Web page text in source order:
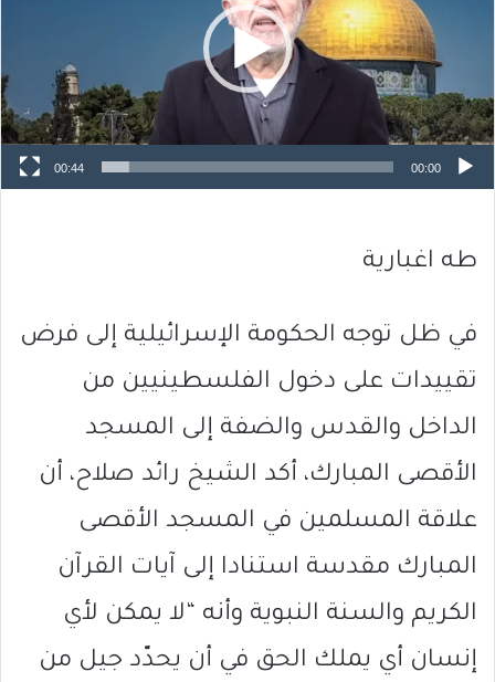
00:00
00:44
طه اغبارية
في ظل توجه الحكومة الإسرائيلية إلى فرض
تقييدات على دخول الفلسطينيين من
الداخل والقدس والضفة إلى المسجد
الأقصى المبارك، أكد الشيخ رائد صلاح، أن
علاقة المسلمين في المسجد الأقصى
المبارك مقدسة استنادا إلى آيات القرآن
الكريم والسنة النبوية وأنه “لا يمكن لأي
إنسان أي يملك الحق في أن يحدّد جيل من